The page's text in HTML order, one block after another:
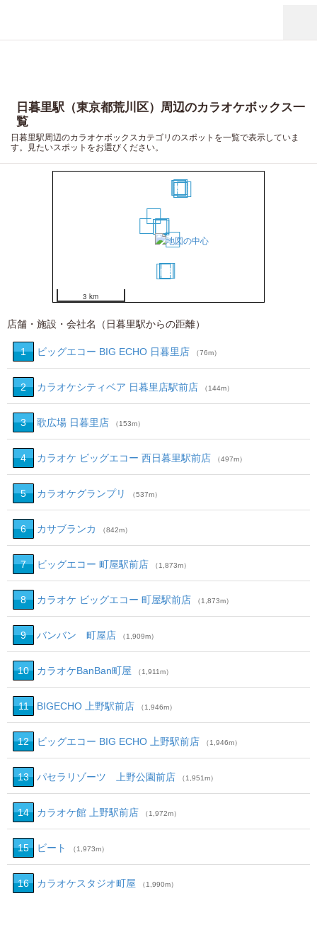
日暮里駅（東京都荒川区）周辺のカラオケボックス一
覧
日暮里駅周辺のカラオケボックスカテゴリのスポットを一覧で表示していま
す。見たいスポットをお選びください。
123
4
5
6
78910
11
12
13 14
15
16
3 km
店舗・施設・会社名（日暮里駅からの距離）
1 ビッグエコー BIG ECHO 日暮里店 （76m）
2 カラオケシティベア 日暮里店駅前店 （144m）
3 歌広場 日暮里店 （153m）
4 カラオケ ビッグエコー 西日暮里駅前店 （497m）
5 カラオケグランプリ （537m）
6 カサブランカ （842m）
7 ビッグエコー 町屋駅前店 （1,873m）
8 カラオケ ビッグエコー 町屋駅前店 （1,873m）
9 バンバン 町屋店 （1,909m）
10 カラオケBanBan町屋 （1,911m）
11 BIGECHO 上野駅前店 （1,946m）
12 ビッグエコー BIG ECHO 上野駅前店 （1,946m）
13 パセラリゾーツ 上野公園前店 （1,951m）
14 カラオケ館 上野駅前店 （1,972m）
15 ビート （1,973m）
16 カラオケスタジオ町屋 （1,990m）